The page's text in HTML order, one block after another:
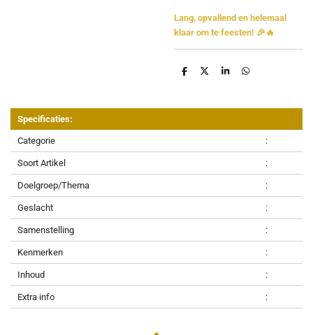
Lang, opvallend en helemaal
klaar om te feesten! 🎉🔥
D
n
D
S
e
D
n
Specificaties:
Categorie :
Soort Artikel :
Doelgroep/Thema :
Geslacht :
Samenstelling :
Kenmerken :
Inhoud :
Extra info :